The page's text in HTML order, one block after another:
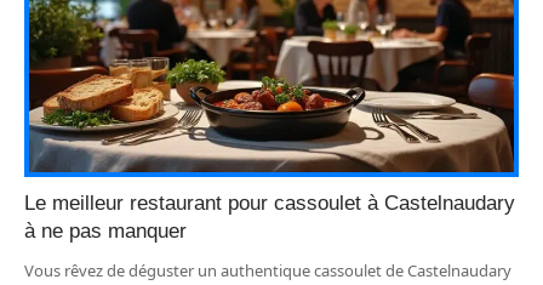
Le meilleur restaurant pour cassoulet à Castelnaudary
à ne pas manquer
Vous rêvez de déguster un authentique cassoulet de Castelnaudary